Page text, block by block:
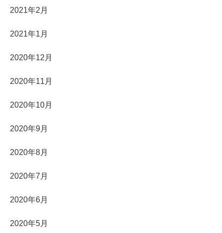
2021年2月
2021年1月
2020年12月
2020年11月
2020年10月
2020年9月
2020年8月
2020年7月
2020年6月
2020年5月